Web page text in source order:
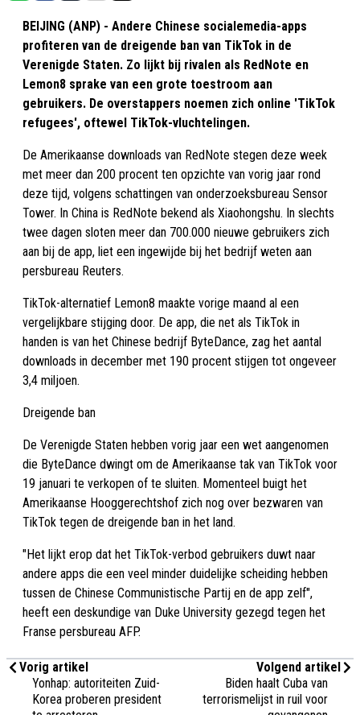
BEIJING (ANP) - Andere Chinese socialemedia-apps
profiteren van de dreigende ban van TikTok in de
Verenigde Staten. Zo lijkt bij rivalen als RedNote en
Lemon8 sprake van een grote toestroom aan
gebruikers. De overstappers noemen zich online 'TikTok
refugees', oftewel TikTok-vluchtelingen.
De Amerikaanse downloads van RedNote stegen deze week
met meer dan 200 procent ten opzichte van vorig jaar rond
deze tijd, volgens schattingen van onderzoeksbureau Sensor
Tower. In China is RedNote bekend als Xiaohongshu. In slechts
twee dagen sloten meer dan 700.000 nieuwe gebruikers zich
aan bij de app, liet een ingewijde bij het bedrijf weten aan
persbureau Reuters.
TikTok-alternatief Lemon8 maakte vorige maand al een
vergelijkbare stijging door. De app, die net als TikTok in
handen is van het Chinese bedrijf ByteDance, zag het aantal
downloads in december met 190 procent stijgen tot ongeveer
3,4 miljoen.
Dreigende ban
De Verenigde Staten hebben vorig jaar een wet aangenomen
die ByteDance dwingt om de Amerikaanse tak van TikTok voor
19 januari te verkopen of te sluiten. Momenteel buigt het
Amerikaanse Hooggerechtshof zich nog over bezwaren van
TikTok tegen de dreigende ban in het land.
"Het lijkt erop dat het TikTok-verbod gebruikers duwt naar
andere apps die een veel minder duidelijke scheiding hebben
tussen de Chinese Communistische Partij en de app zelf",
heeft een deskundige van Duke University gezegd tegen het
Franse persbureau AFP.
Vorig artikel
Yonhap: autoriteiten Zuid-
Korea proberen president
Volgend artikel
Biden haalt Cuba van
terrorismelijst in ruil voor